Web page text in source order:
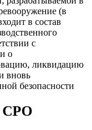
(в
в состав
с
о
ликвидацию
вновь
безопасности
СРО